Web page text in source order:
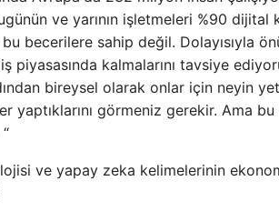
ve yarının işletmeleri %90
bu becerilere sahip değil. Dolayısıyla
piyasasında kalmalarını tavsiye
bireysel olarak onlar için neyin
yaptıklarını görmeniz gerekir. Ama
ve yapay zeka kelimelerinin